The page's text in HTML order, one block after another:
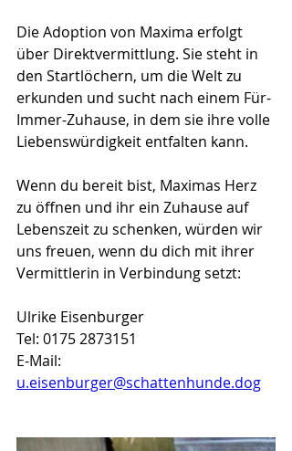
Die Adoption von Maxima erfolgt
über Direktvermittlung. Sie steht in
den Startlöchern, um die Welt zu
erkunden und sucht nach einem Für-
Immer-Zuhause, in dem sie ihre volle
Liebenswürdigkeit entfalten kann.
Wenn du bereit bist, Maximas Herz
zu öffnen und ihr ein Zuhause auf
Lebenszeit zu schenken, würden wir
uns freuen, wenn du dich mit ihrer
Vermittlerin in Verbindung setzt:
Ulrike Eisenburger
Tel: 0175 2873151
E-Mail:
u.eisenburger@schattenhunde.dog